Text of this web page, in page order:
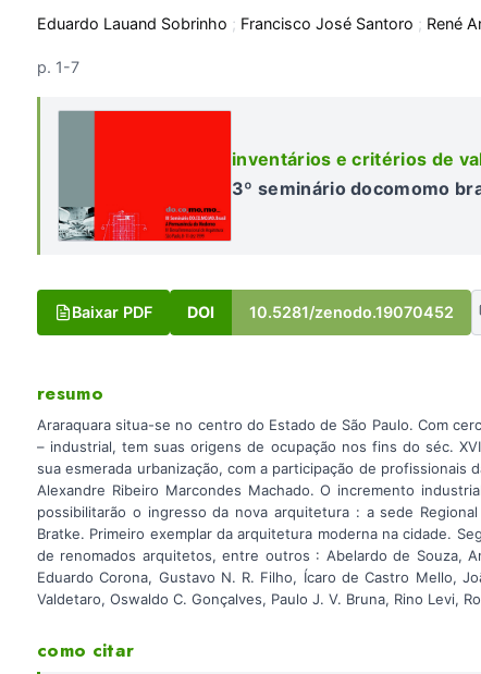
Eduardo Lauand Sobrinho ; Francisco José Santoro ; René
p. 1-7
inventários e critérios de
3º seminário docomomo
Baixar PDF DOI 10.5281/zenodo.19070452
resumo
Araraquara situa-se no centro do Estado de São Paulo. Com
– industrial, tem suas origens de ocupação nos fins do séc.
sua esmerada urbanização, com a participação de
Alexandre Ribeiro Marcondes Machado. O incremento
possibilitarão o ingresso da nova arquitetura : a sede
Bratke. Primeiro exemplar da arquitetura moderna na cidade.
de renomados arquitetos, entre outros : Abelardo de Souza,
Eduardo Corona, Gustavo N. R. Filho, Ícaro de Castro Mello,
Valdetaro, Oswaldo C. Gonçalves, Paulo J. V. Bruna, Rino Levi,
como citar